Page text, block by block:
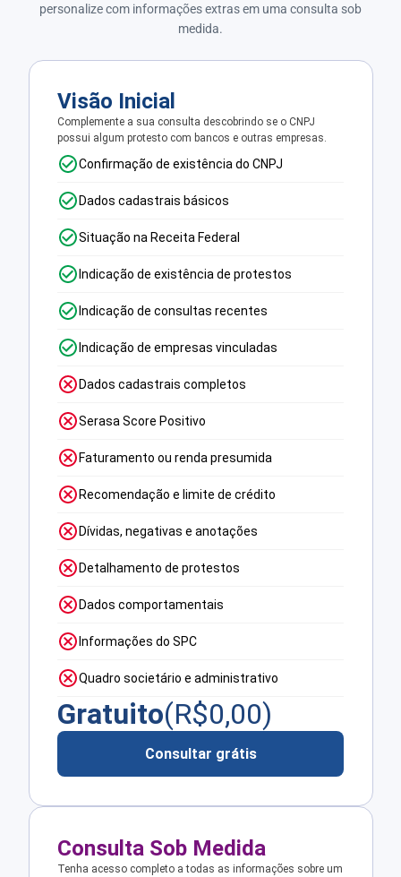
personalize com informações extras em uma consulta sob
medida.
Visão Inicial
Complemente a sua consulta descobrindo se o CNPJ
possui algum protesto com bancos e outras empresas.
Confirmação de existência do CNPJ
Dados cadastrais básicos
Situação na Receita Federal
Indicação de existência de protestos
Indicação de consultas recentes
Indicação de empresas vinculadas
Dados cadastrais completos
Serasa Score Positivo
Faturamento ou renda presumida
Recomendação e limite de crédito
Dívidas, negativas e anotações
Detalhamento de protestos
Dados comportamentais
Informações do SPC
Quadro societário e administrativo
Gratuito(R$0,00)
Consultar grátis
Consulta Sob Medida
Tenha acesso completo a todas as informações sobre um